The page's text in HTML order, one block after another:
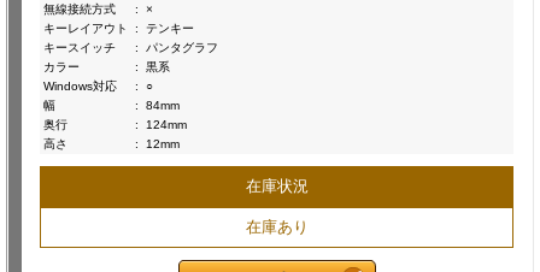
無線接続方式
:
×
キーレイアウト
:
テンキー
キースイッチ
:
パンタグラフ
カラー
:
黒系
Windows対応
:
○
幅
:
84mm
奥行
:
124mm
高さ
: 12mm
在庫状況
在庫あり